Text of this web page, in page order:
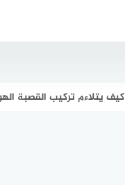
كيف يتلاءم تركيب القصبة